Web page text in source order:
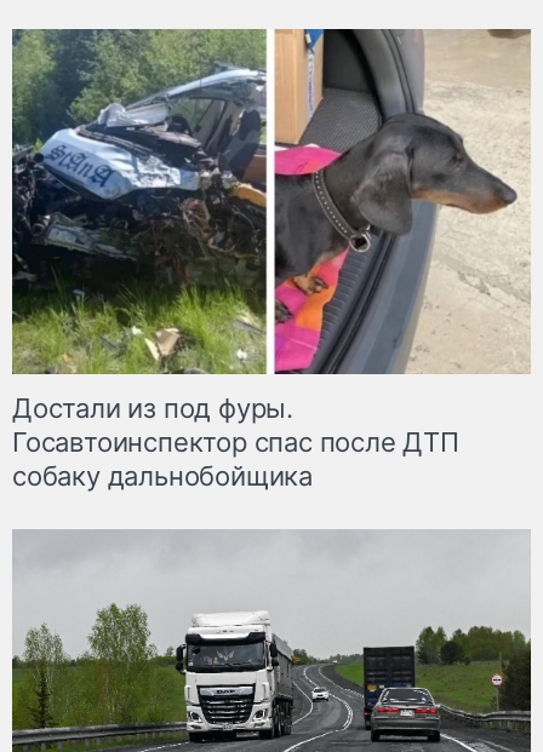
Достали из под фуры.
Госавтоинспектор спас после ДТП
собаку дальнобойщика